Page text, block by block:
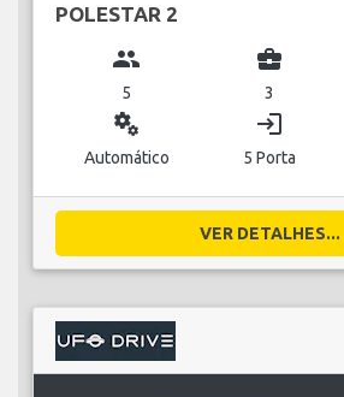
POLESTAR 2
group
5
business_center
3
miscellaneous_services
Automático
login
5 Porta
VER DETALHES...